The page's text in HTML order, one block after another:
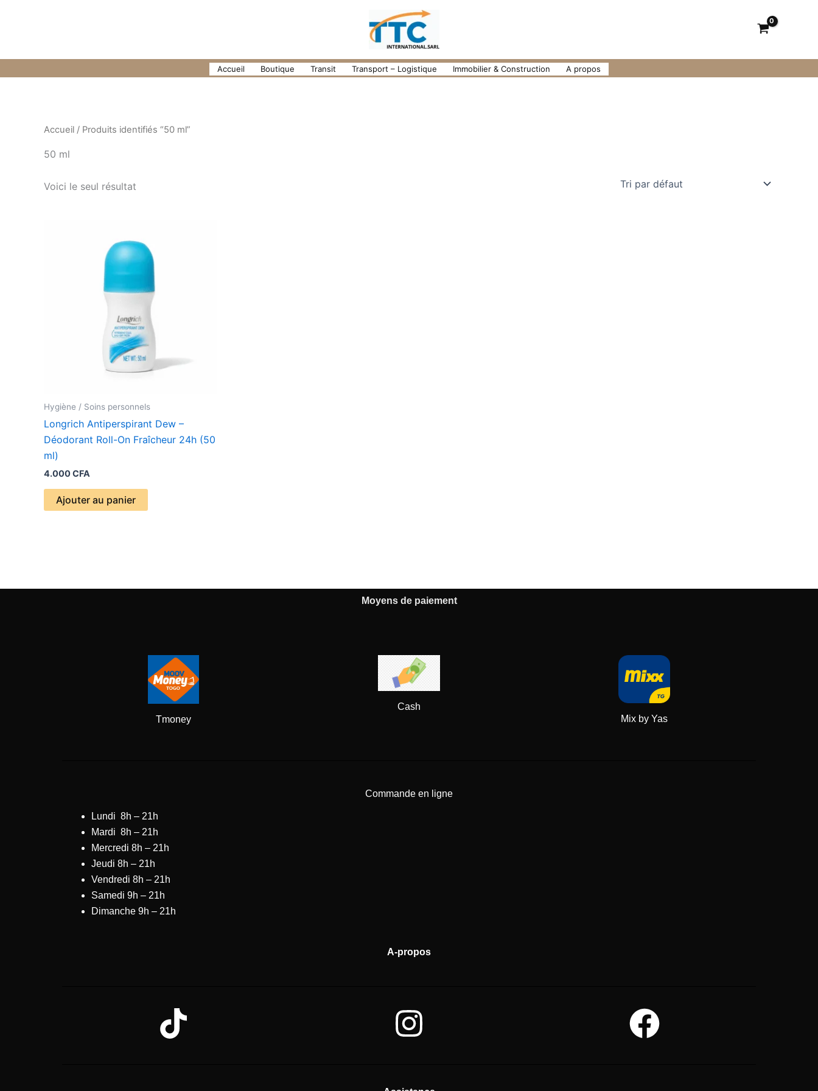
Accueil Boutique Transit Transport – Logistique Immobilier & Construction A propos
Accueil / Produits identifiés “50 ml”
50 ml
Voici le seul résultat
Hygiène / Soins personnels
Longrich Antiperspirant Dew –
Déodorant Roll-On Fraîcheur 24h (50
ml)
4.000CFA
Ajouter au panier
Moyens de paiement
Tmoney
Cash
Mix by Yas
Commande en ligne
Lundi 8h – 21h
Mardi 8h – 21h
Mercredi 8h – 21h
Jeudi 8h – 21h
Vendredi 8h – 21h
Samedi 9h – 21h
Dimanche 9h – 21h
A-propos